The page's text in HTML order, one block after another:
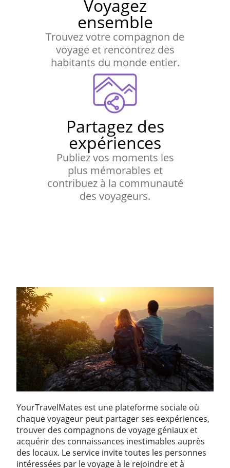
Voyagez
ensemble
Trouvez votre compagnon de
voyage et rencontrez des
habitants du monde entier.
Partagez des
expériences
Publiez vos moments les
plus mémorables et
contribuez à la communauté
des voyageurs.
YourTravelMates est une plateforme sociale où
chaque voyageur peut partager ses eexpériences,
trouver des compagnons de voyage géniaux et
acquérir des connaissances inestimables auprès
des locaux. Le service invite toutes les personnes
intéressées par le voyage à le rejoindre et à